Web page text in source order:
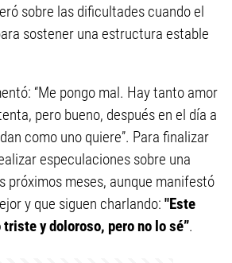
sobre las dificultades cuando el
sostener una estructura estable
“Me pongo mal. Hay tanto amor
pero bueno, después en el día a
como uno quiere”. Para finalizar
especulaciones sobre una
próximos meses, aunque manifestó
y que siguen charlando: "Este
y doloroso, pero no lo sé”.